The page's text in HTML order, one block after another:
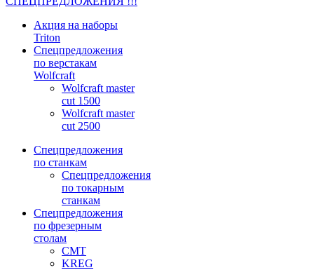
Акция на наборы
Triton
Спецпредложения
по верстакам
Wolfcraft
Wolfcraft master
cut 1500
Wolfcraft master
cut 2500
Спецпредложения
по станкам
Спецпредложения
по токарным
станкам
Спецпредложения
по фрезерным
столам
CMT
KREG